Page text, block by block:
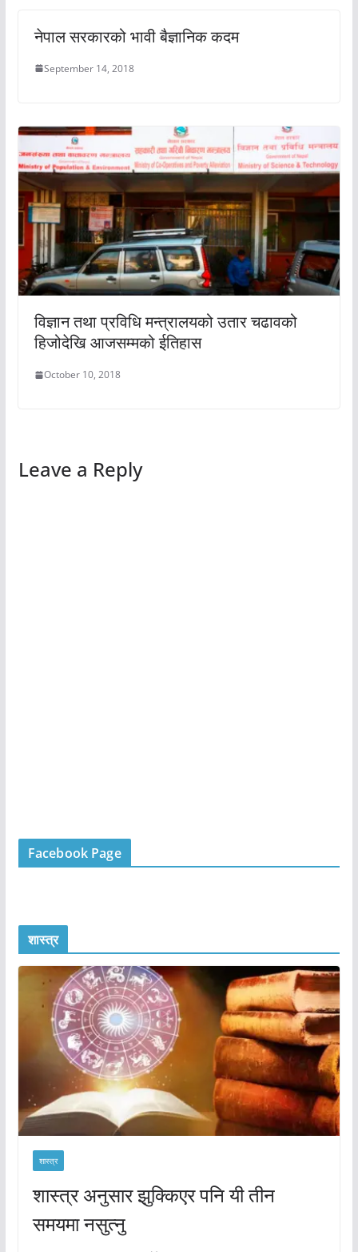
नेपाल सरकारको भावी बैज्ञानिक कदम
September 14, 2018
विज्ञान तथा प्रविधि मन्त्रालयको उतार चढावको
हिजोदेखि आजसम्मको ईतिहास
October 10, 2018
Leave a Reply
Facebook Page
शास्त्र
शास्त्र
शास्त्र अनुसार झुक्किएर पनि यी तीन
समयमा नसुत्नु